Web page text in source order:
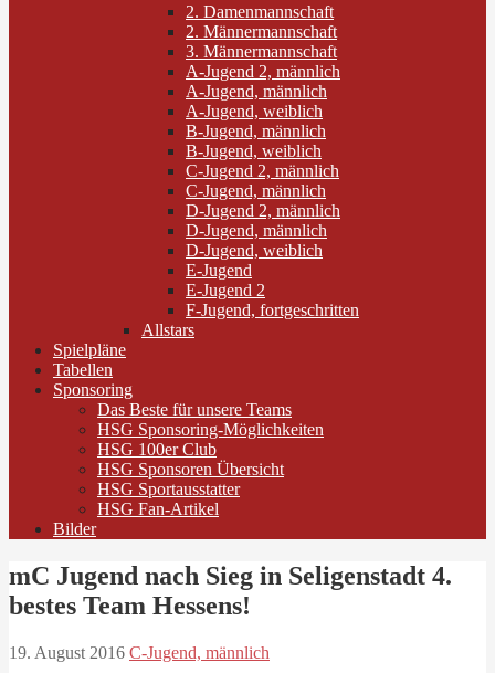
2. Damenmannschaft
2. Männermannschaft
3. Männermannschaft
A-Jugend 2, männlich
A-Jugend, männlich
A-Jugend, weiblich
B-Jugend, männlich
B-Jugend, weiblich
C-Jugend 2, männlich
C-Jugend, männlich
D-Jugend 2, männlich
D-Jugend, männlich
D-Jugend, weiblich
E-Jugend
E-Jugend 2
F-Jugend, fortgeschritten
Allstars
Spielpläne
Tabellen
Sponsoring
Das Beste für unsere Teams
HSG Sponsoring-Möglichkeiten
HSG 100er Club
HSG Sponsoren Übersicht
HSG Sportausstatter
HSG Fan-Artikel
Bilder
mC Jugend nach Sieg in Seligenstadt 4.
bestes Team Hessens!
19. August 2016 C-Jugend, männlich